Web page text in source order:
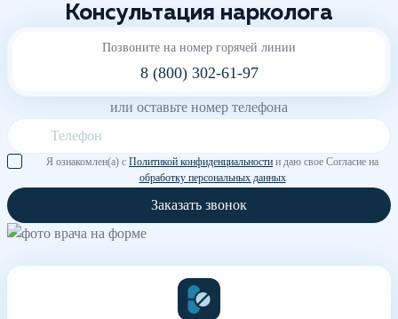
Консультация нарколога
Позвоните на номер горячей линии
8 (800) 302-61-97
или оставьте номер телефона
Я ознакомлен(а) с Политикой конфиденциальности и даю свое Согласие на
обработку персональных данных
Заказать звонок